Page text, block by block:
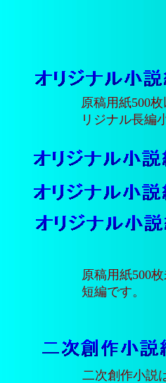
原稿用紙500
リジナル長編
原稿用紙500
短編です。
二次創作小説